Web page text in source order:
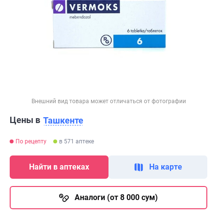
Внешний вид товара может отличаться от фотографии
Цены в Ташкенте
По рецепту в 571 аптеке
Найти в аптеках На карте
Аналоги (от 8 000 сум)